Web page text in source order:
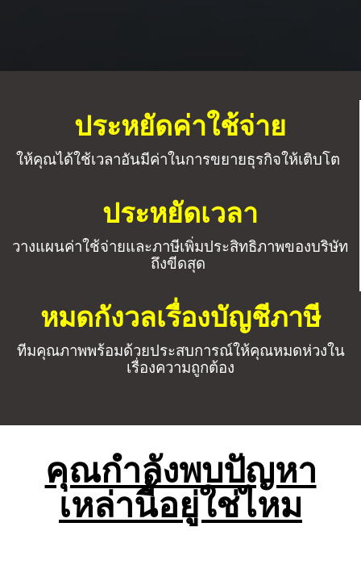
ประหยัดค่าใช้จ่าย
ให้คุณได้ใช้เวลาอันมีค่าในการขยายธุรกิจให้เติบโต
ประหยัดเวลา
วางแผนค่าใช้จ่ายและภาษีเพิ่มประสิทธิภาพของบริษัท
ถึงขีดสุด
หมดกังวลเรื่องบัญชีภาษี
ทีมคุณภาพพร้อมด้วยประสบการณ์ให้คุณหมดห่วงใน
เรื่องความถูกต้อง
คุณกำลังพบปัญหา
เหล่านี้อยู่ใช่ไหม